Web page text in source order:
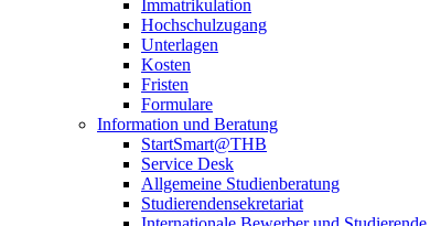
Immatrikulation
Hochschulzugang
Unterlagen
Kosten
Fristen
Formulare
Information und Beratung
StartSmart@THB
Service Desk
Allgemeine Studienberatung
Studierendensekretariat